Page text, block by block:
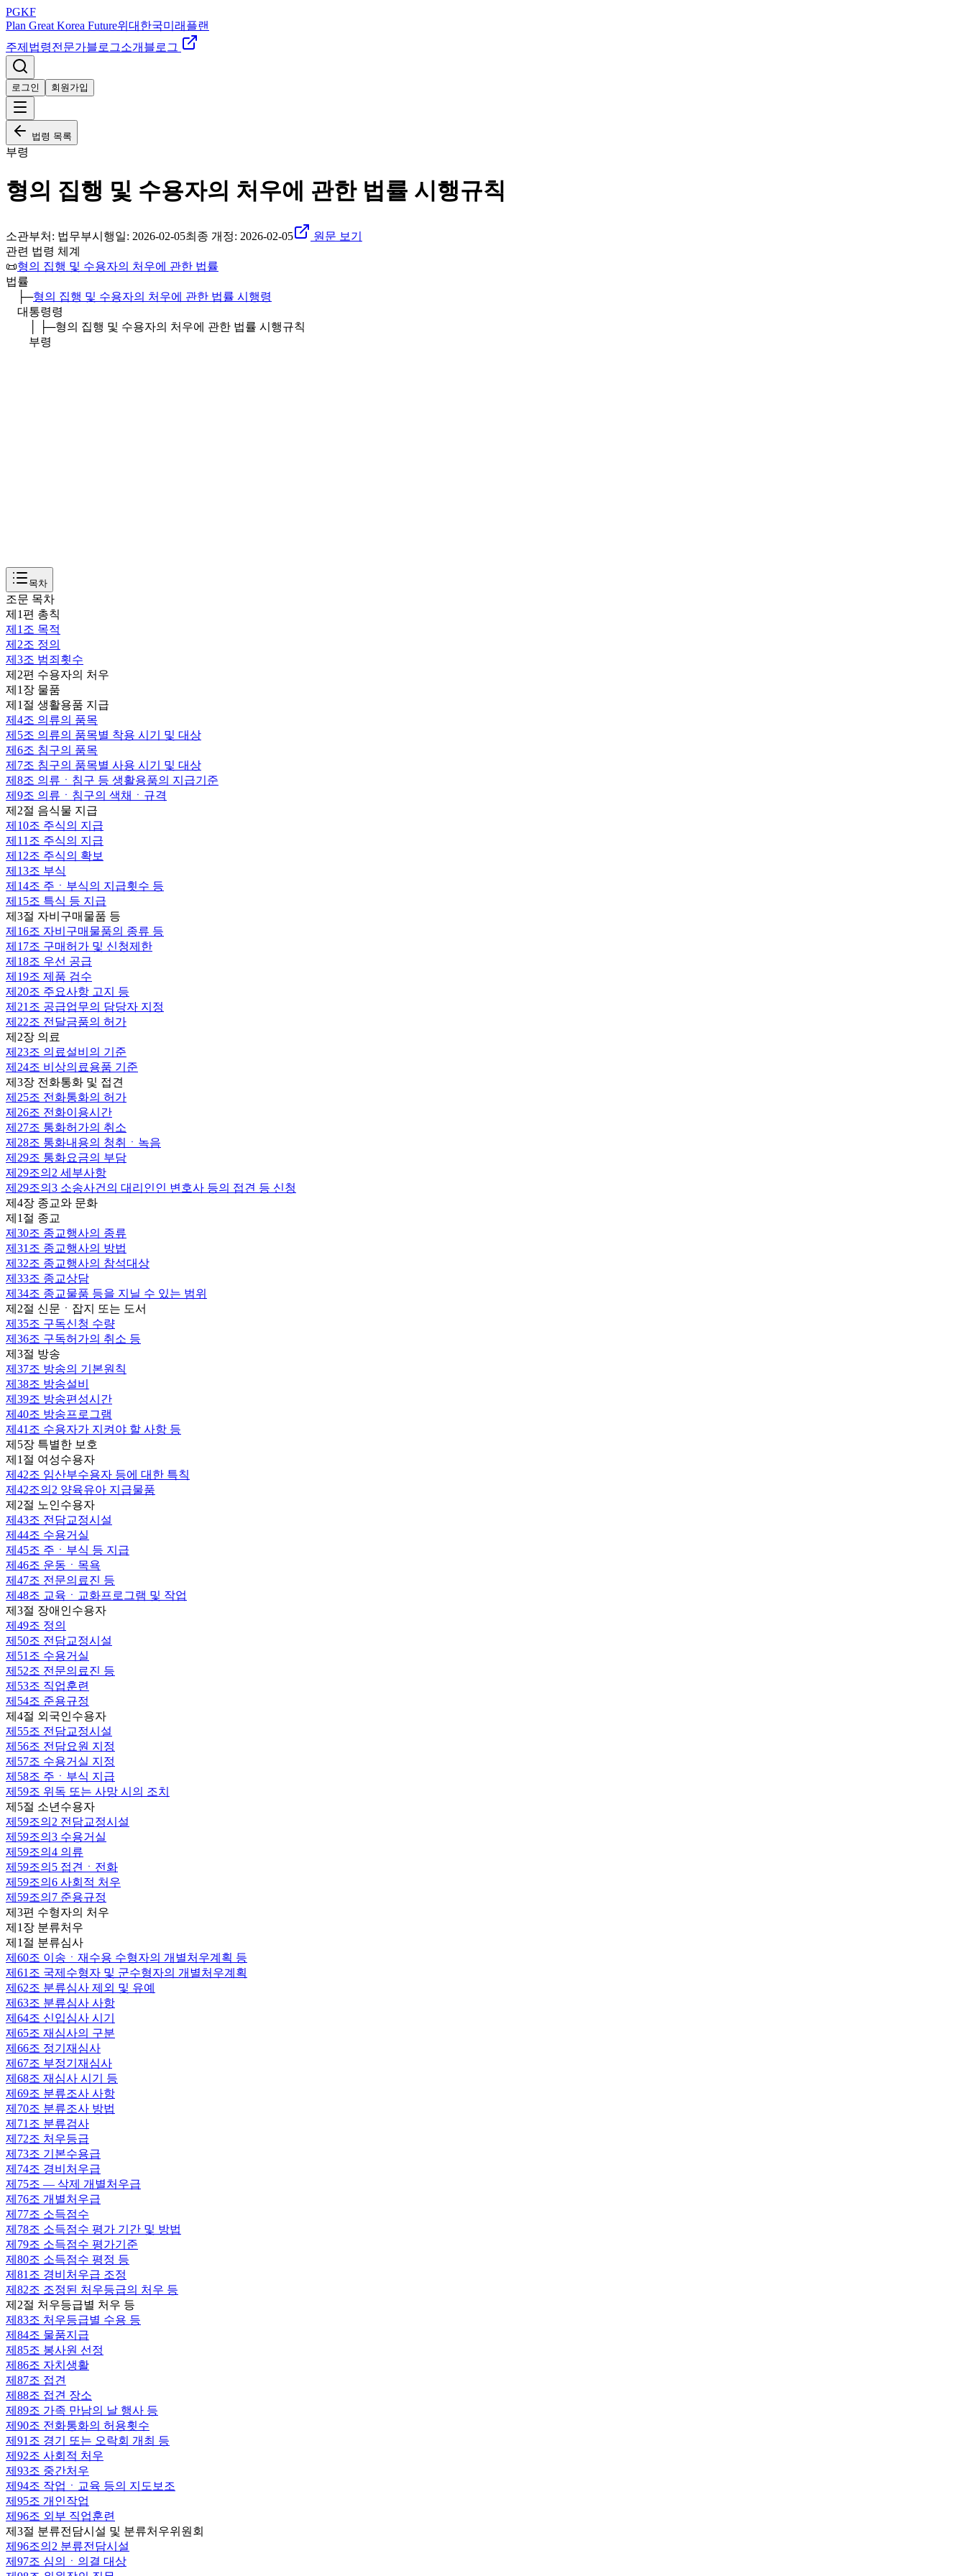
PGKF
Plan Great Korea Future위대한국미래플랜
주제 법령전문가블로그소개 블로그
로그인 회원가입
법령 목록
부령
형의 집행 및 수용자의 처우에 관한 법률 시행규칙
소관부처: 법무부시행일: 2026-02-05최종 개정: 2026-02-05
원문 보기
관련 법령 체계
📜형의 집행 및 수용자의 처우에 관한 법률
법률
├─형의 집행 및 수용자의 처우에 관한 법률 시행령
대통령령
│ ├─형의 집행 및 수용자의 처우에 관한 법률 시행규칙
부령
목차
조문 목차
제1편 총칙
제1조 목적
제2조 정의
제3조 범죄횟수
제2편 수용자의 처우
제1장 물품
제1절 생활용품 지급
제4조 의류의 품목
제5조 의류의 품목별 착용 시기 및 대상
제6조 침구의 품목
제7조 침구의 품목별 사용 시기 및 대상
제8조 의류ㆍ침구 등 생활용품의 지급기준
제9조 의류ㆍ침구의 색채ㆍ규격
제2절 음식물 지급
제10조 주식의 지급
제11조 주식의 지급
제12조 주식의 확보
제13조 부식
제14조 주ㆍ부식의 지급횟수 등
제15조 특식 등 지급
제3절 자비구매물품 등
제16조 자비구매물품의 종류 등
제17조 구매허가 및 신청제한
제18조 우선 공급
제19조 제품 검수
제20조 주요사항 고지 등
제21조 공급업무의 담당자 지정
제22조 전달금품의 허가
제2장 의료
제23조 의료설비의 기준
제24조 비상의료용품 기준
제3장 전화통화 및 접견
제25조 전화통화의 허가
제26조 전화이용시간
제27조 통화허가의 취소
제28조 통화내용의 청취ㆍ녹음
제29조 통화요금의 부담
제29조의2 세부사항
제29조의3 소송사건의 대리인인 변호사 등의 접견 등 신청
제4장 종교와 문화
제1절 종교
제30조 종교행사의 종류
제31조 종교행사의 방법
제32조 종교행사의 참석대상
제33조 종교상담
제34조 종교물품 등을 지닐 수 있는 범위
제2절 신문ㆍ잡지 또는 도서
제35조 구독신청 수량
제36조 구독허가의 취소 등
제3절 방송
제37조 방송의 기본원칙
제38조 방송설비
제39조 방송편성시간
제40조 방송프로그램
제41조 수용자가 지켜야 할 사항 등
제5장 특별한 보호
제1절 여성수용자
제42조 임산부수용자 등에 대한 특칙
제42조의2 양육유아 지급물품
제2절 노인수용자
제43조 전담교정시설
제44조 수용거실
제45조 주ㆍ부식 등 지급
제46조 운동ㆍ목욕
제47조 전문의료진 등
제48조 교육ㆍ교화프로그램 및 작업
제3절 장애인수용자
제49조 정의
제50조 전담교정시설
제51조 수용거실
제52조 전문의료진 등
제53조 직업훈련
제54조 준용규정
제4절 외국인수용자
제55조 전담교정시설
제56조 전담요원 지정
제57조 수용거실 지정
제58조 주ㆍ부식 지급
제59조 위독 또는 사망 시의 조치
제5절 소년수용자
제59조의2 전담교정시설
제59조의3 수용거실
제59조의4 의류
제59조의5 접견ㆍ전화
제59조의6 사회적 처우
제59조의7 준용규정
제3편 수형자의 처우
제1장 분류처우
제1절 분류심사
제60조 이송ㆍ재수용 수형자의 개별처우계획 등
제61조 국제수형자 및 군수형자의 개별처우계획
제62조 분류심사 제외 및 유예
제63조 분류심사 사항
제64조 신입심사 시기
제65조 재심사의 구분
제66조 정기재심사
제67조 부정기재심사
제68조 재심사 시기 등
제69조 분류조사 사항
제70조 분류조사 방법
제71조 분류검사
제72조 처우등급
제73조 기본수용급
제74조 경비처우급
제75조 — 삭제 개별처우급
제76조 개별처우급
제77조 소득점수
제78조 소득점수 평가 기간 및 방법
제79조 소득점수 평가기준
제80조 소득점수 평정 등
제81조 경비처우급 조정
제82조 조정된 처우등급의 처우 등
제2절 처우등급별 처우 등
제83조 처우등급별 수용 등
제84조 물품지급
제85조 봉사원 선정
제86조 자치생활
제87조 접견
제88조 접견 장소
제89조 가족 만남의 날 행사 등
제90조 전화통화의 허용횟수
제91조 경기 또는 오락회 개최 등
제92조 사회적 처우
제93조 중간처우
제94조 작업ㆍ교육 등의 지도보조
제95조 개인작업
제96조 외부 직업훈련
제3절 분류전담시설 및 분류처우위원회
제96조의2 분류전담시설
제97조 심의ㆍ의결 대상